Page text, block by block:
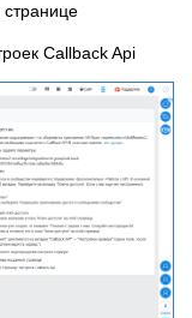
Callback Api